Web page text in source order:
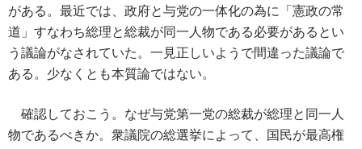
がある。最近では、政府と与党の一体化の為に「憲政の常
道」すなわち総理と総裁が同一人物である必要があるとい
う議論がなされていた。一見正しいようで間違った議論で
ある。少なくとも本質論ではない。
確認しておこう。なぜ与党第一党の総裁が総理と同一人
物であるべきか。衆議院の総選挙によって、国民が最高権